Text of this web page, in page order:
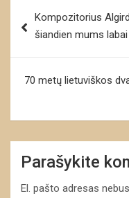
tarpKompozitorius
šiandien mums
70 metų lietuviškos
Parašykite
El. pašto adresas